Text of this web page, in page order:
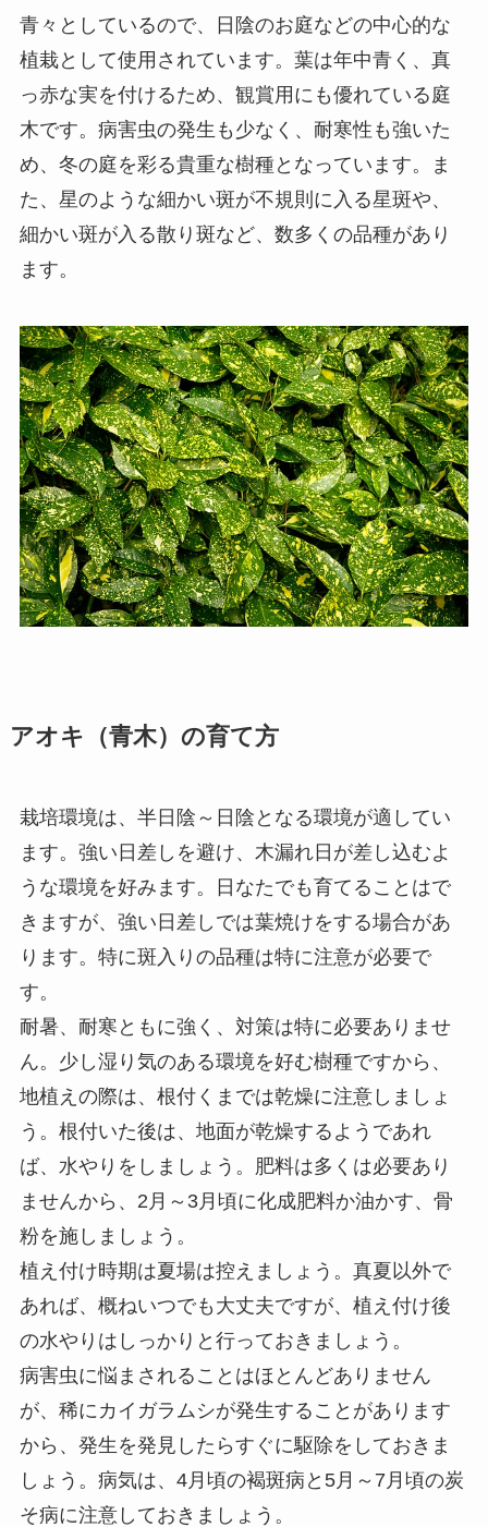
青々としているので、日陰のお庭などの中心的な
植栽として使用されています。葉は年中青く、真
っ赤な実を付けるため、観賞用にも優れている庭
木です。病害虫の発生も少なく、耐寒性も強いた
め、冬の庭を彩る貴重な樹種となっています。ま
た、星のような細かい斑が不規則に入る星斑や、
細かい斑が入る散り斑など、数多くの品種があり
ます。
アオキ（青木）の育て方
栽培環境は、半日陰～日陰となる環境が適してい
ます。強い日差しを避け、木漏れ日が差し込むよ
うな環境を好みます。日なたでも育てることはで
きますが、強い日差しでは葉焼けをする場合があ
ります。特に斑入りの品種は特に注意が必要で
す。
耐暑、耐寒ともに強く、対策は特に必要ありませ
ん。少し湿り気のある環境を好む樹種ですから、
地植えの際は、根付くまでは乾燥に注意しましょ
う。根付いた後は、地面が乾燥するようであれ
ば、水やりをしましょう。肥料は多くは必要あり
ませんから、2月～3月頃に化成肥料か油かす、骨
粉を施しましょう。
植え付け時期は夏場は控えましょう。真夏以外で
あれば、概ねいつでも大丈夫ですが、植え付け後
の水やりはしっかりと行っておきましょう。
病害虫に悩まされることはほとんどありません
が、稀にカイガラムシが発生することがあります
から、発生を発見したらすぐに駆除をしておきま
しょう。病気は、4月頃の褐斑病と5月～7月頃の炭
そ病に注意しておきましょう。